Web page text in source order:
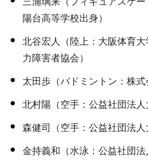
陽台高等学校出身）
北谷宏人（陸上：大阪体育
力障害者協会）
太田歩（バドミントン：株式
北村陽（空手：公益社団法人
森健司（空手：公益社団法人
金持義和（水泳：公益社団法